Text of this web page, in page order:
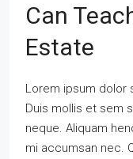
Can
Estate
Lorem ipsum dolor
Duis mollis et sem
neque. Aliquam
mi accumsan nec.